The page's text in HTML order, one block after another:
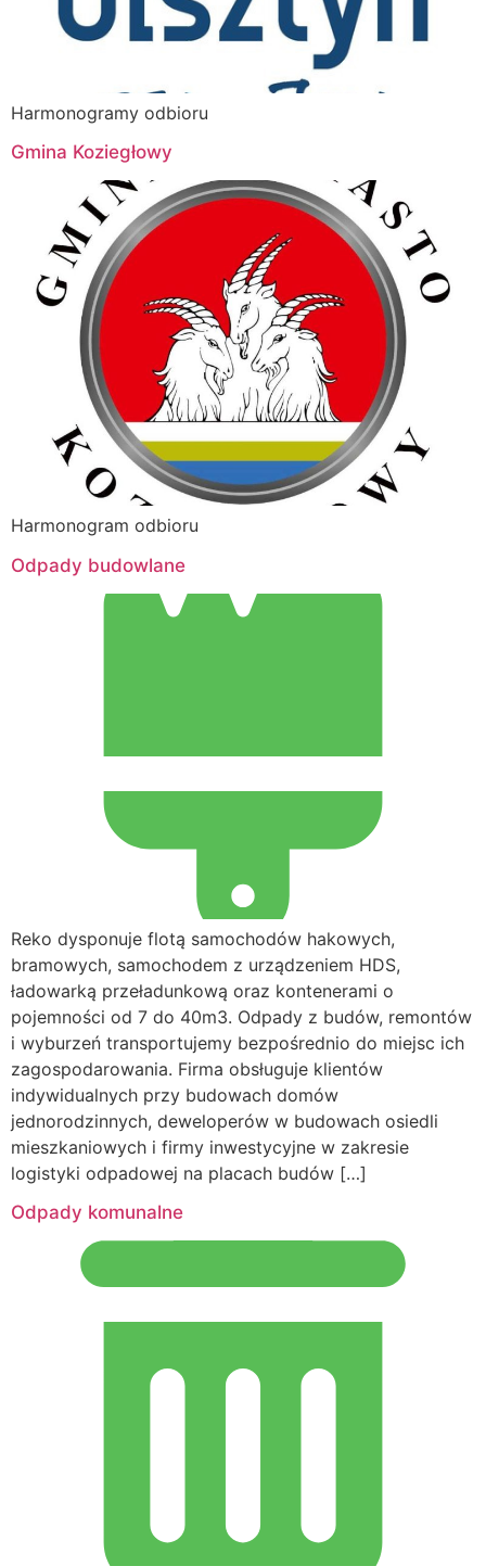
Harmonogramy odbioru
Gmina Koziegłowy
Harmonogram odbioru
Odpady budowlane
Reko dysponuje flotą samochodów hakowych,
bramowych, samochodem z urządzeniem HDS,
ładowarką przeładunkową oraz kontenerami o
pojemności od 7 do 40m3. Odpady z budów, remontów
i wyburzeń transportujemy bezpośrednio do miejsc ich
zagospodarowania. Firma obsługuje klientów
indywidualnych przy budowach domów
jednorodzinnych, deweloperów w budowach osiedli
mieszkaniowych i firmy inwestycyjne w zakresie
logistyki odpadowej na placach budów […]
Odpady komunalne